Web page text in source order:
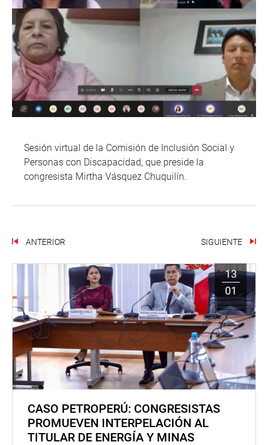
Sesión virtual de la Comisión de Inclusión Social y
Personas con Discapacidad, que preside la
congresista Mirtha Vásquez Chuquilín.
ANTERIOR SIGUIENTE
13
01
CASO PETROPERÚ: CONGRESISTAS
PROMUEVEN INTERPELACIÓN AL
TITULAR DE ENERGÍA Y MINAS